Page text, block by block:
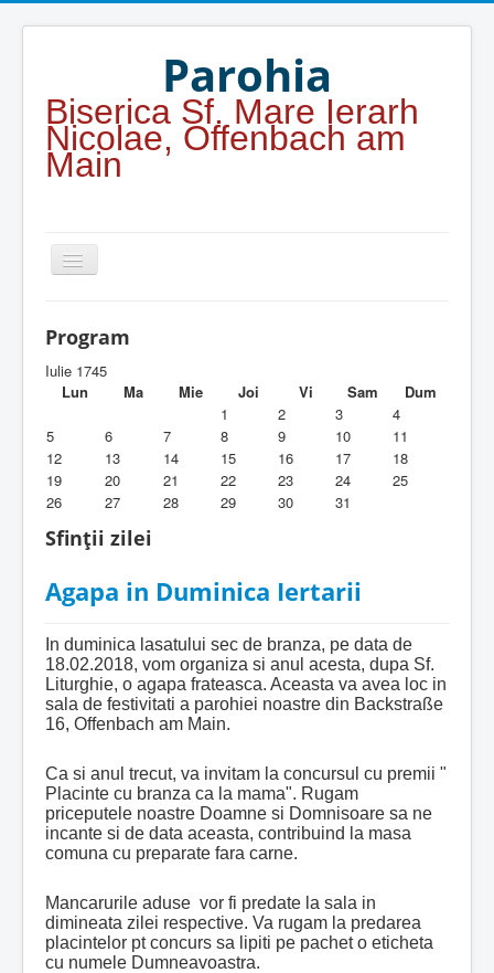
Parohia
Biserica Sf. Mare Ierarh
Nicolae, Offenbach am
Main
Duhovnicesti
Servicii religioase
Alte legaturi
Biblioteca Parohiei
Contact
Program
Iulie 1745
Lun
Ma Mie Joi Vi Sam
Dum
1
2 3
4
5
6 7 8 9 10
11
12
13 14 15 16 17
18
19
20 21 22 23 24
25
26
27 28 29 30 31
Sfinții zilei
Agapa in Duminica Iertarii
In duminica lasatului sec de branza, pe data de
18.02.2018, vom organiza si anul acesta, dupa Sf.
Liturghie, o agapa frateasca. Aceasta va avea loc in
sala de festivitati a parohiei noastre din Backstraße
16, Offenbach am Main.
Ca si anul trecut, va invitam la concursul cu premii "
Placinte cu branza ca la mama". Rugam
priceputele noastre Doamne si Domnisoare sa ne
incante si de data aceasta, contribuind la masa
comuna cu preparate fara carne.
Mancarurile aduse vor fi predate la sala in
dimineata zilei respective. Va rugam la predarea
placintelor pt concurs sa lipiti pe pachet o eticheta
cu numele Dumneavoastra.